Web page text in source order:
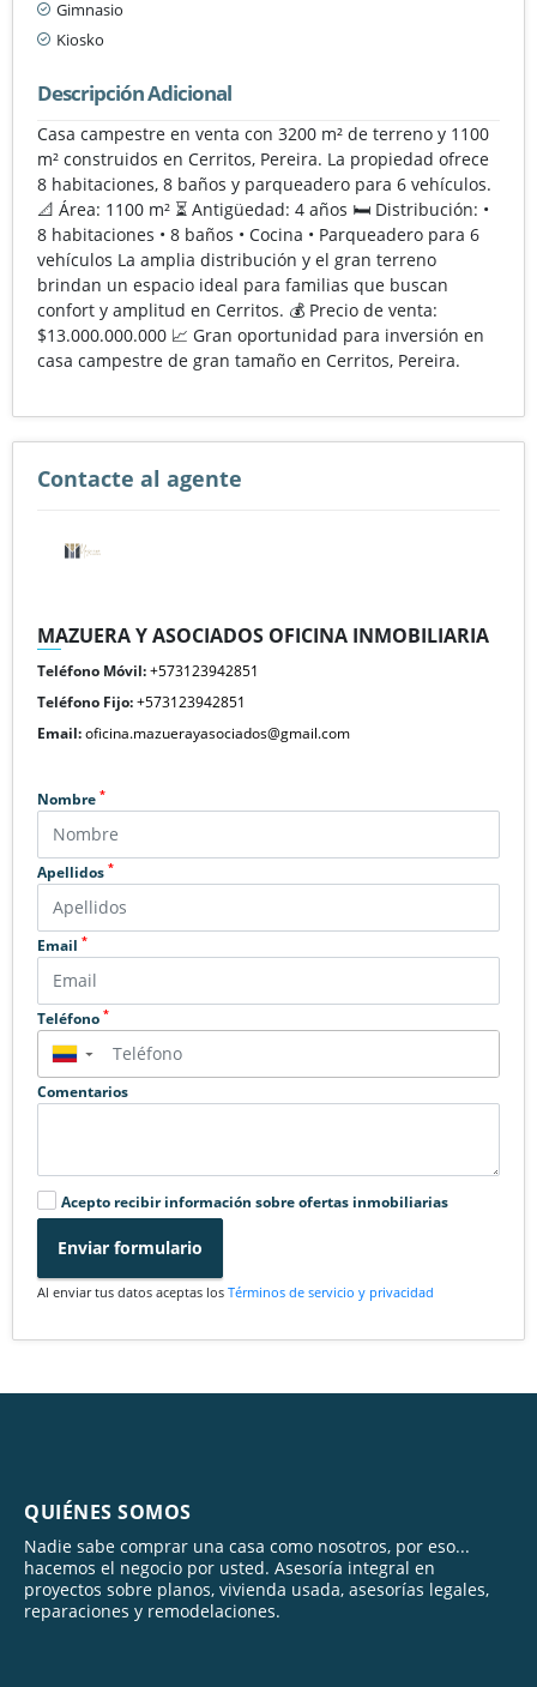
Gimnasio
Kiosko
Descripción Adicional
Casa campestre en venta con 3200 m² de terreno y 1100
m² construidos en Cerritos, Pereira. La propiedad ofrece
8 habitaciones, 8 baños y parqueadero para 6 vehículos.
📐 Área: 1100 m² ⏳ Antigüedad: 4 años 🛏️ Distribución: •
8 habitaciones • 8 baños • Cocina • Parqueadero para 6
vehículos La amplia distribución y el gran terreno
brindan un espacio ideal para familias que buscan
confort y amplitud en Cerritos. 💰 Precio de venta:
$13.000.000.000 📈 Gran oportunidad para inversión en
casa campestre de gran tamaño en Cerritos, Pereira.
Contacte al agente
MAZUERA Y ASOCIADOS OFICINA INMOBILIARIA
Teléfono Móvil:+573123942851
Teléfono Fijo:+573123942851
Email:oficina.mazuerayasociados@gmail.com
Nombre *
Apellidos *
Email *
Teléfono *
▼
Comentarios
Acepto recibir información sobre ofertas inmobiliarias
Enviar formulario
Al enviar tus datos aceptas los Términos de servicio y privacidad
QUIÉNES SOMOS
Nadie sabe comprar una casa como nosotros, por eso...
hacemos el negocio por usted. Asesoría integral en
proyectos sobre planos, vivienda usada, asesorías legales,
reparaciones y remodelaciones.